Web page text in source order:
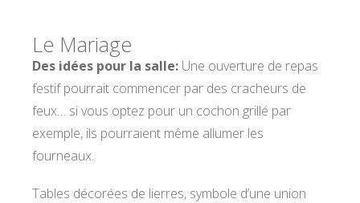
Le Mariage
Des idées pour la salle: Une ouverture de repas
festif pourrait commencer par des cracheurs de
feux… si vous optez pour un cochon grillé par
exemple, ils pourraient même allumer les
fourneaux.
Tables décorées de lierres, symbole d’une union